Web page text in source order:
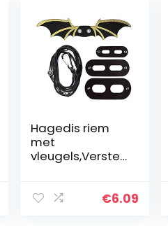
Hagedis riem
met
vleugels,Verstel
verstelbare
€6.09